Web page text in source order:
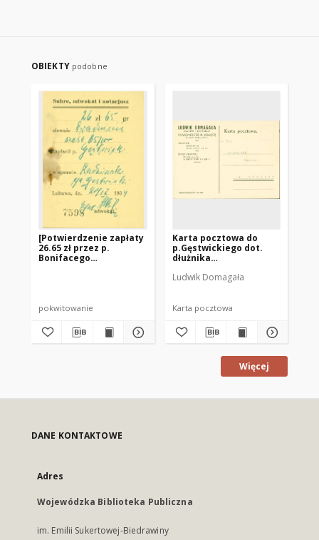
OBIEKTY podobne
[Potwierdzenie zapłaty
26.65 zł przez p.
Bonifacego
pokwitowanie
Karta pocztowa do
p.Gęstwickiego dot.
dłużnika
Ludwik Domagała
Karta pocztowa
Więcej
DANE KONTAKTOWE
Adres
Wojewódzka Biblioteka Publiczna
im. Emilii Sukertowej-Biedrawiny